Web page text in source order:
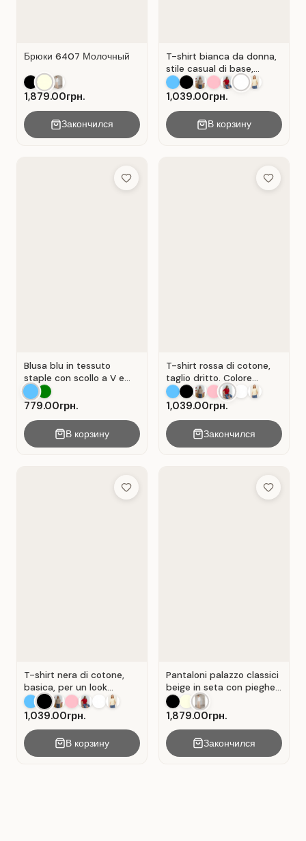
Брюки 6407 Молочный
1,879.00грн.
Закончился
T-shirt bianca da donna,
stile casual di base,
materiale Cot Bianco .
1,039.00грн.
В корзину
Add to Wish List
Blusa blu in tessuto
staple con scollo a V e
senza maniche . Blu.
779.00грн.
В корзину
Add to
T-shirt rossa di cotone,
taglio dritto. Colore
Rosso.
1,039.00грн.
Закончился
Add to Wish List
T-shirt nera di cotone,
basica, per un look
casual. Colore Nero.
1,039.00грн.
В корзину
Add to
Pantaloni palazzo classici
beige in seta con pieghe .
Beige.
1,879.00грн.
Закончился